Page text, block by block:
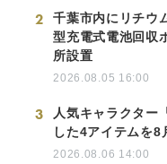
2
千葉市内にリチウ
型充電式電池回収
所設置
2026.08.05 16:00
3
人気キャラクター
した4アイテムを8
2026.08.06 14:00